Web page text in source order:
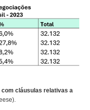
cláusulas relativas a